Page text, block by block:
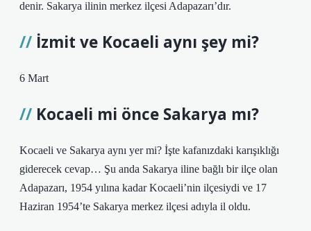
denir. Sakarya ilinin merkez ilçesi Adapazarı’dır.
İzmit ve Kocaeli aynı şey mi?
6 Mart
Kocaeli mi önce Sakarya mı?
Kocaeli ve Sakarya aynı yer mi? İşte kafanızdaki karışıklığı
giderecek cevap… Şu anda Sakarya iline bağlı bir ilçe olan
Adapazarı, 1954 yılına kadar Kocaeli’nin ilçesiydi ve 17
Haziran 1954’te Sakarya merkez ilçesi adıyla il oldu.